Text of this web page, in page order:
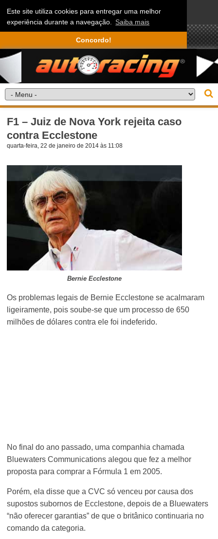
Este site utiliza cookies para entregar uma melhor
experiência durante a navegação. Saiba mais
Concordo!
F1 – Juiz de Nova York rejeita caso
contra Ecclestone
quarta-feira, 22 de janeiro de 2014 às 11:08
Bernie Ecclestone
Os problemas legais de Bernie Ecclestone se acalmaram
ligeiramente, pois soube-se que um processo de 650
milhões de dólares contra ele foi indeferido.
No final do ano passado, uma companhia chamada
Bluewaters Communications alegou que fez a melhor
proposta para comprar a Fórmula 1 em 2005.
Porém, ela disse que a CVC só venceu por causa dos
supostos subornos de Ecclestone, depois de a Bluewaters
“não oferecer garantias” de que o britânico continuaria no
comando da categoria.